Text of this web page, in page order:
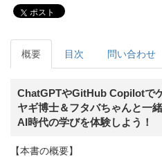
ポスト
概要 目次 問い合わせ
ChatGPTやGitHub Copilotで
ヤギ博士＆フタバちゃんと一
AI時代の学びを体験しよう！
【本書の概要】